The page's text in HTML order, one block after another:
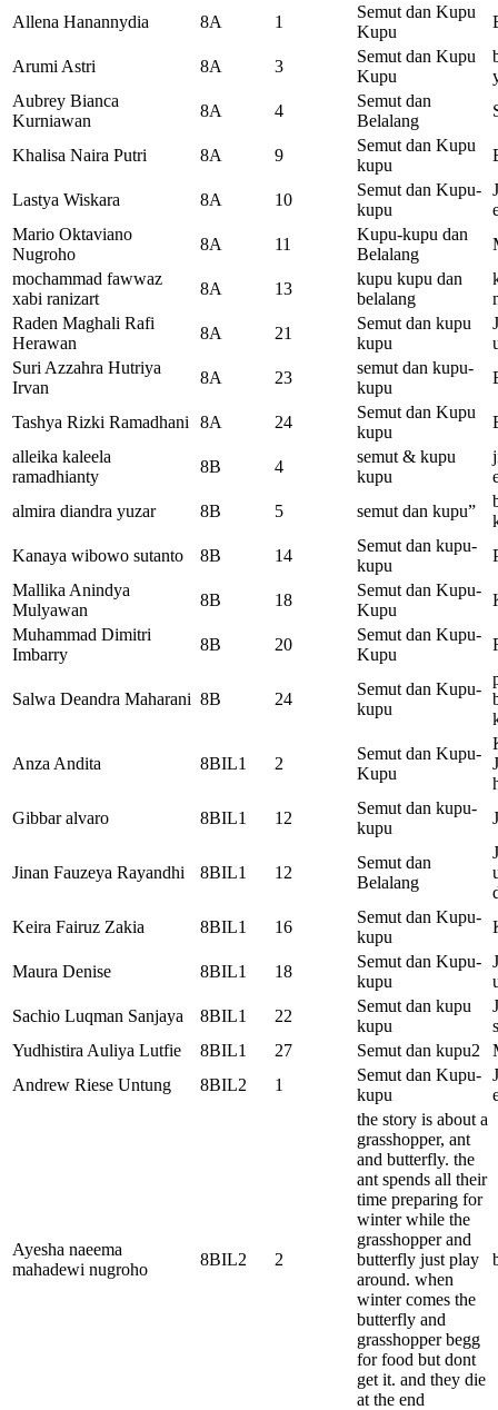
Allena Hanannydia 8A 1
Semut dan Kupu
Kupu
Arumi Astri 8A 3
Semut dan Kupu
Kupu
Aubrey Bianca
Kurniawan
8A 4
Semut dan
Belalang
Khalisa Naira Putri 8A 9
Semut dan Kupu
kupu
Lastya Wiskara 8A 10
Semut dan Kupu-
kupu
Mario Oktaviano
Nugroho
8A 11
Kupu-kupu dan
Belalang
mochammad fawwaz
xabi ranizart
8A 13
kupu kupu dan
belalang
Raden Maghali Rafi
Herawan
8A 21
Semut dan kupu
kupu
Suri Azzahra Hutriya
Irvan
8A 23
semut dan kupu-
kupu
Tashya Rizki Ramadhani 8A 24
Semut dan Kupu
kupu
alleika kaleela
ramadhianty
8B 4
semut & kupu
kupu
almira diandra yuzar
8B 5 semut dan kupu”
Kanaya wibowo sutanto
8B 14
Semut dan kupu-
kupu
Mallika Anindya
Mulyawan
8B 18
Semut dan Kupu-
Kupu
Muhammad Dimitri
Imbarry
8B 20
Semut dan Kupu-
Kupu
Salwa Deandra Maharani 8B 24
Semut dan Kupu-
kupu
Anza Andita 8BIL1 2
Semut dan Kupu-
Kupu
Gibbar alvaro
8BIL1 12
Semut dan kupu-
kupu
Jinan Fauzeya Rayandhi 8BIL1 12
Semut dan
Belalang
Keira Fairuz Zakia
8BIL1 16
Semut dan Kupu-
kupu
Maura Denise 8BIL1 18
Semut dan Kupu-
kupu
Sachio Luqman Sanjaya
8BIL1 22
Semut dan kupu
kupu
Yudhistira Auliya Lutfie
8BIL1 27 Semut dan kupu2
Andrew Riese Untung
8BIL2 1
Semut dan Kupu-
kupu
Ayesha naeema
mahadewi nugroho
8BIL2 2
the story is about a
grasshopper, ant
and butterfly. the
ant spends all their
time preparing for
winter while the
grasshopper and
butterfly just play
around. when
winter comes the
butterfly and
grasshopper begg
for food but dont
get it. and they die
at the end